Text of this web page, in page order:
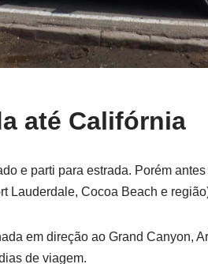
até Califórnia
e parti para estrada. Porém
Lauderdale, Cocoa Beach e
em direção ao Grand Canyon,
de viagem.